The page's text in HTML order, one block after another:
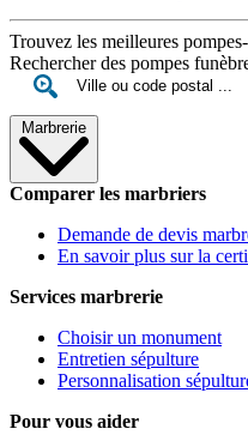
Trouvez les meilleures
Rechercher des pompes
Marbrerie
Comparer les marbriers
Demande de devis
En savoir plus sur la
Services marbrerie
Choisir un monument
Entretien sépulture
Personnalisation
Pour vous aider